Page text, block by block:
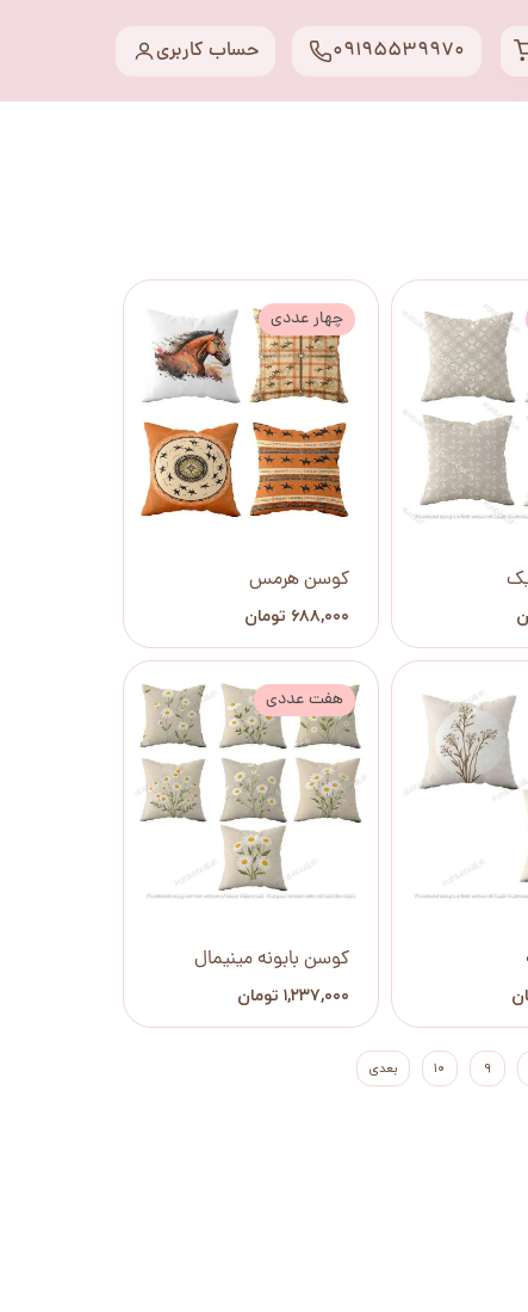
حساب کاربری 09195539970
کوسن هرمس
۶۸۸,۰۰۰ تومان
چهار عددی
کوسن بابونه مینیمال
۱,۲۳۷,۰۰۰ تومان
هفت عددی
۹ ۱۰ بعدی